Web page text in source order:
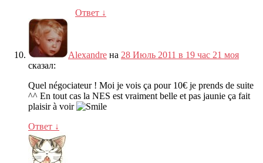
Ответ ↓
Alexandre на 28 Июль 2011 в 19 час 21 моя
сказал:
Quel négociateur! Moi je vois ça pour 10€ je prends de suite
^^ En tout cas la NES est vraiment belle et pas jaunie ça fait
plaisir à voir
Ответ ↓